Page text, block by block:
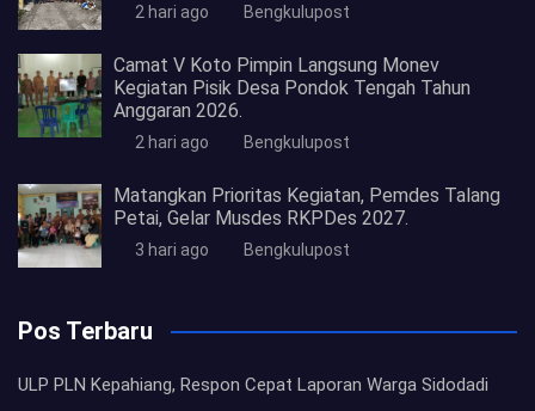
2 hari ago Bengkulupost
Camat V Koto Pimpin Langsung Monev
Kegiatan Pisik Desa Pondok Tengah Tahun
Anggaran 2026.
2 hari ago Bengkulupost
Matangkan Prioritas Kegiatan, Pemdes Talang
Petai, Gelar Musdes RKPDes 2027.
3 hari ago Bengkulupost
Pos Terbaru
ULP PLN Kepahiang, Respon Cepat Laporan Warga Sidodadi